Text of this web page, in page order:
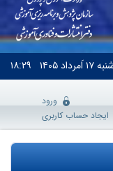
شنبه۱۷ اَمرداد ۱۴۰۵ ۱۸:۲۹
ورود
ایجاد حساب کاربری